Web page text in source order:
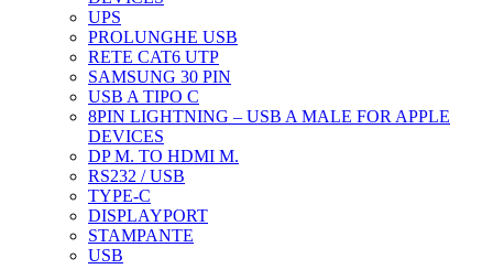
UPS
PROLUNGHE USB
RETE CAT6 UTP
SAMSUNG 30 PIN
USB A TIPO C
8PIN LIGHTNING – USB A MALE FOR APPLE
DEVICES
DP M. TO HDMI M.
RS232 / USB
TYPE-C
DISPLAYPORT
STAMPANTE
USB